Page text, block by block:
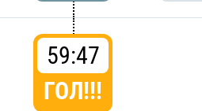
59:47
ГОЛ!!!